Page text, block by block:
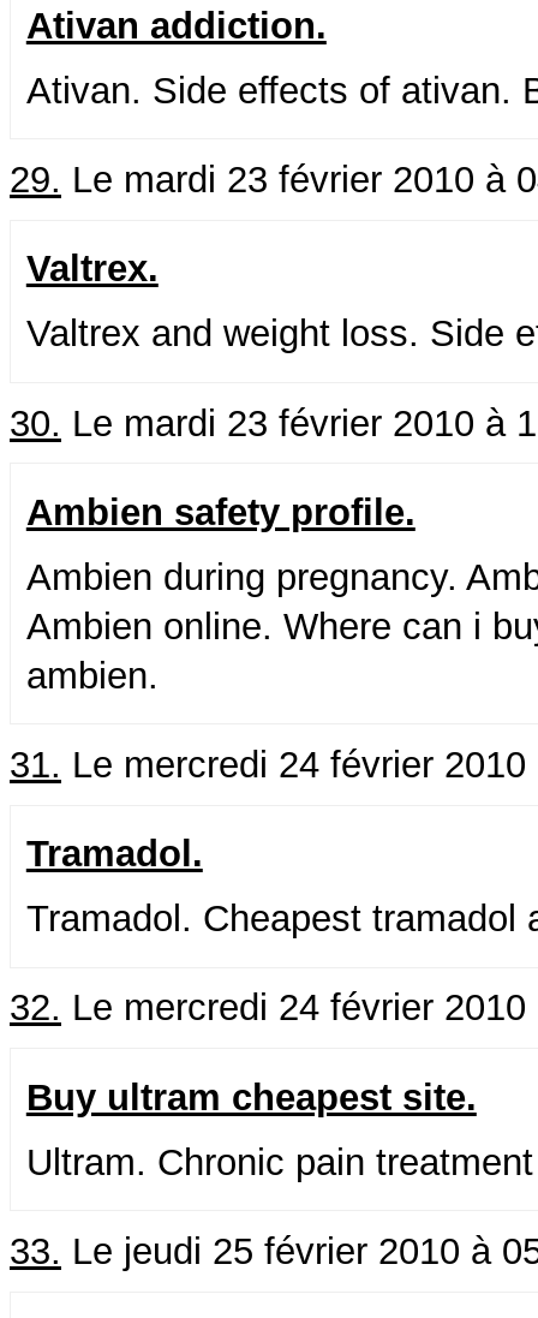
Ativan addiction.
Ativan. Side effects of ativan.
29. Le mardi 23 février 2010 à
Valtrex.
Valtrex and weight loss. Side
30. Le mardi 23 février 2010 à
Ambien safety profile.
Ambien during pregnancy.
Ambien online. Where can i
ambien.
31. Le mercredi 24 février
Tramadol.
Tramadol. Cheapest tramadol
32. Le mercredi 24 février
Buy ultram cheapest site.
Ultram. Chronic pain
33. Le jeudi 25 février 2010 à